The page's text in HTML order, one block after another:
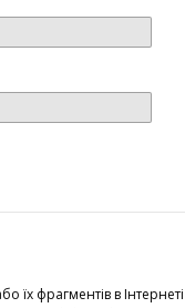
їх фрагментів в Інтернеті